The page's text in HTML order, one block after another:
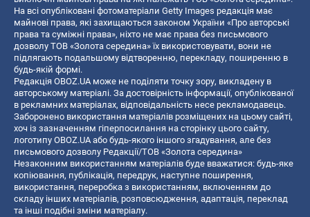
На всі опубліковані фотоматеріали Getty Images редакція має
майнові права, які захищаються законом України «Про авторські
права та суміжні права», ніхто не має права без письмового
дозволу ТОВ «Золота середина» їх використовувати, вони не
підлягають подальшому відтворенню, перекладу, поширенню в
будь-якій формі.
Редакція OBOZ.UA може не поділяти точку зору, викладену в
авторському матеріалі. За достовірність інформації, опублікованої
в рекламних матеріалах, відповідальність несе рекламодавець.
Заборонено використання матеріалів розміщених на цьому сайті,
хоч із зазначенням гіперпосилання на сторінку цього сайту,
логотипу OBOZ.UA або будь-якого іншого згадування, але без
письмового дозволу Редакції/ТОВ «Золота середина»
Незаконним використанням матеріалів буде вважатися: будь-яке
копiювання, публiкацiя, передрук, наступне поширення,
використання, переробка з використанням, включенням до
складу інших матеріалів, розповсюдження, адаптація, переклад
та інші подібні зміни матеріалу.